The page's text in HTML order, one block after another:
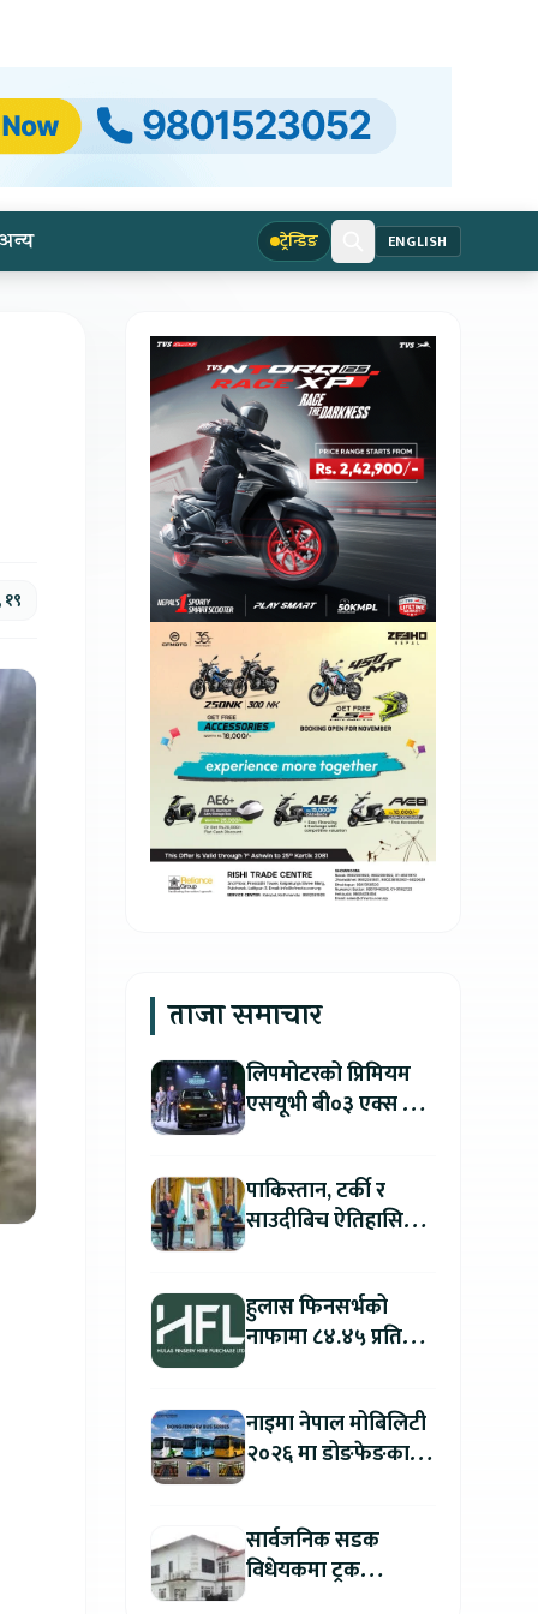
ट्रेन्डिङ ENGLISH
ताजा समाचार
लिपमोटरको प्रिमियम
एसयूभी बी०३ एक्स प्रो
ग्राहकलाई रु. ४४.९९
लाखको विशेष अफर
पाकिस्तान, टर्की र
साउदीबिच ऐतिहासिक
हुलास फिनसर्भको
नाफामा ८४.४५ प्रतिशत
नाइमा नेपाल मोबिलिटी
२०२६ मा डोङफेङका
बुकिङ गर्दा विशेष छुट
सार्वजनिक सडक
विधेयकमा ट्रक